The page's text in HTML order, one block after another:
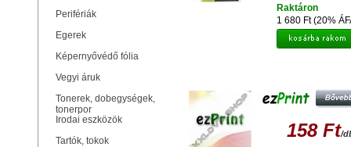
Perifériák
Egerek
Képernyővédő fólia
Vegyi áruk
Tonerek, dobegységek,
tonerpor
Irodai eszközök
Tartók, tokok
1 680 Ft (20%
Raktáron
158 Ft/